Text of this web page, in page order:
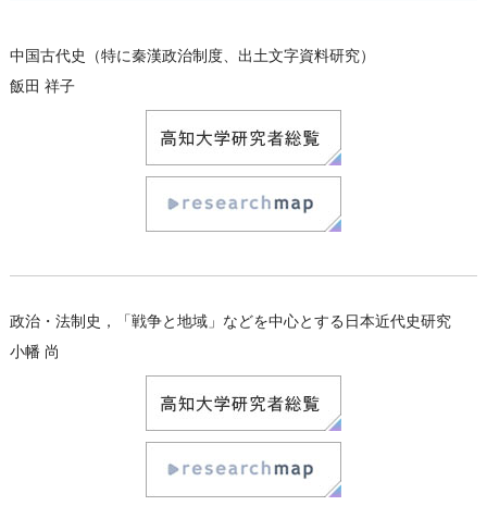
中国古代史（特に秦漢政治制度、出土文字資料研究）
飯田 祥子
政治・法制史，「戦争と地域」などを中心とする日本近代史研究
小幡 尚